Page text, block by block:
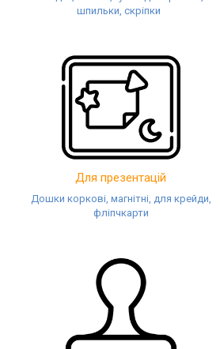
шпильки, скріпки
Для презентацій
Дошки коркові, магнітні, для крейди,
фліпчкарти